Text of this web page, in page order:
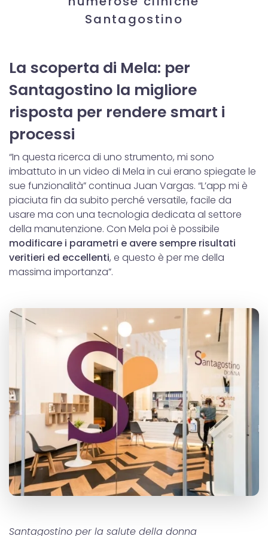
Santagostino
La scoperta di Mela: per
Santagostino la migliore
risposta per rendere smart i
processi
“In questa ricerca di uno strumento, mi sono
imbattuto in un video di Mela in cui erano spiegate le
sue funzionalità” continua Juan Vargas. “L’app mi è
piaciuta fin da subito perché versatile, facile da
usare ma con una tecnologia dedicata al settore
della manutenzione. Con Mela poi è possibile
modificare i parametri e avere sempre risultati
veritieri ed eccellenti, e questo è per me della
massima importanza”.
Santagostino per la salute della donna